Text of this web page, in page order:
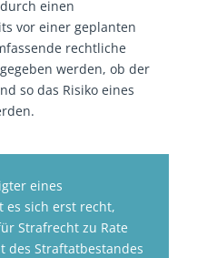
einen
vor einer geplanten
rechtliche
werden, ob der
so das Risiko eines
eines
es sich erst recht,
Strafrecht zu Rate
des Straftatbestandes